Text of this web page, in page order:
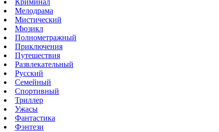
Криминал
Мелодрама
Мистический
Мюзикл
Полнометражный
Приключения
Путешествия
Развлекательный
Русский
Семейный
Спортивный
Триллер
Ужасы
Фантастика
Фэнтези